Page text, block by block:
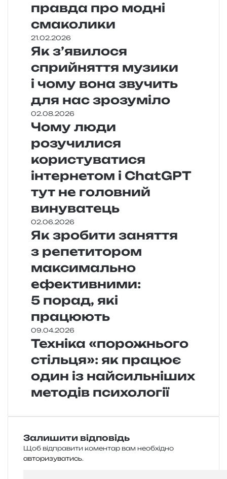
правда про модні
смаколики
21.02.2026
Як з’явилося
сприйняття музики
і чому вона звучить
для нас зрозуміло
02.08.2026
Чому люди
розучилися
користуватися
інтернетом і ChatGPT
тут не головний
винуватець
02.06.2026
Як зробити заняття
з репетитором
максимально
ефективними:
5 порад, які
працюють
09.04.2026
Техніка «порожнього
стільця»: як працює
один із найсильніших
методів психології
Залишити відповідь
Щоб відправити коментар вам необхідно
авторизуватись.